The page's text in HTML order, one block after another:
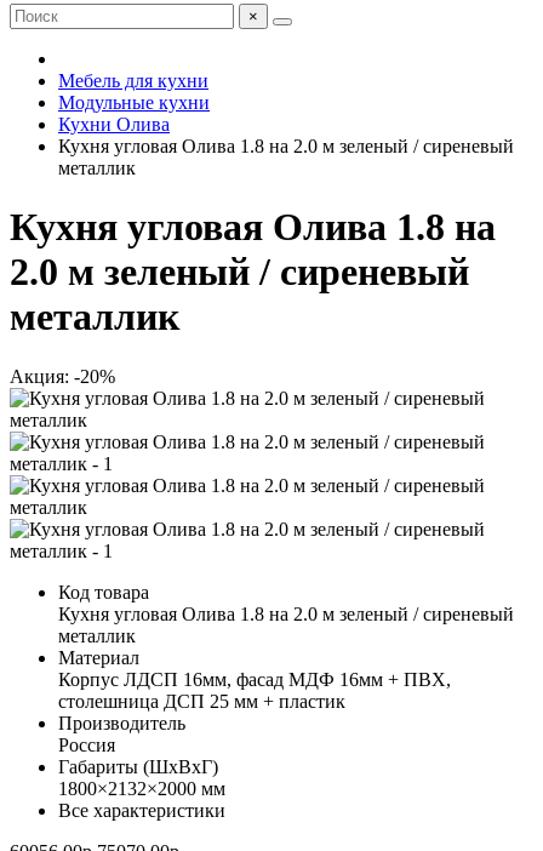
×
Мебель для кухни
Модульные кухни
Кухни Олива
Кухня угловая Олива 1.8 на 2.0 м зеленый / сиреневый
металлик
Кухня угловая Олива 1.8 на
2.0 м зеленый / сиреневый
металлик
Акция: -20%
Код товара
Кухня угловая Олива 1.8 на 2.0 м зеленый / сиреневый
металлик
Материал
Корпус ЛДСП 16мм, фасад МДФ 16мм + ПВХ,
столешница ДСП 25 мм + пластик
Производитель
Россия
Габариты (ШхВхГ)
1800×2132×2000 мм
Все характеристики